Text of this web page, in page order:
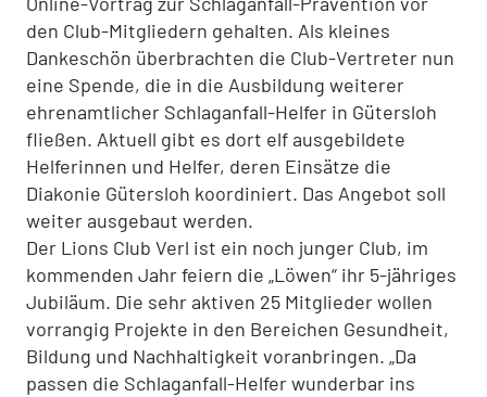
den Club-Mitgliedern gehalten. Als kleines
Dankeschön überbrachten die Club-Vertreter nun
eine Spende, die in die Ausbildung weiterer
ehrenamtlicher Schlaganfall-Helfer in Gütersloh
fließen. Aktuell gibt es dort elf ausgebildete
Helferinnen und Helfer, deren Einsätze die
Diakonie Gütersloh koordiniert. Das Angebot soll
weiter ausgebaut werden.
Der Lions Club Verl ist ein noch junger Club, im
kommenden Jahr feiern die „Löwen“ ihr 5-jähriges
Jubiläum. Die sehr aktiven 25 Mitglieder wollen
vorrangig Projekte in den Bereichen Gesundheit,
Bildung und Nachhaltigkeit voranbringen. „Da
passen die Schlaganfall-Helfer wunderbar ins